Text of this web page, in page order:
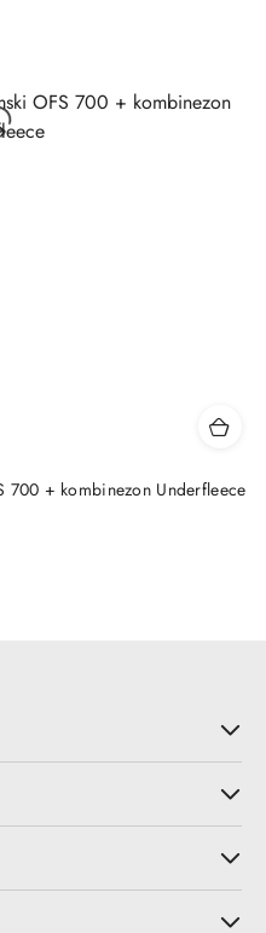
700 + kombinezon Underfleece